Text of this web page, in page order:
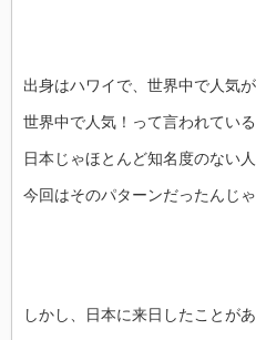
出身はハワイで、世界中で人気が
世界中で人気！って言われている
日本じゃほとんど知名度のない
今回はそのパターンだったんじ
しかし、日本に来日したことがあ